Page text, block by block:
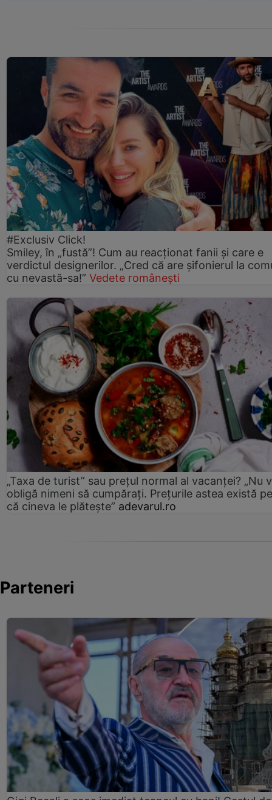
#Exclusiv Click!
Smiley, în „fustă”! Cum au reacționat fanii și care e
verdictul designerilor. „Cred că are șifonierul la
cu nevastă-sa!” Vedete românești
„Taxa de turist” sau prețul normal al vacanței? „Nu
obligă nimeni să cumpărați. Prețurile astea există
că cineva le plătește” adevarul.ro
Parteneri